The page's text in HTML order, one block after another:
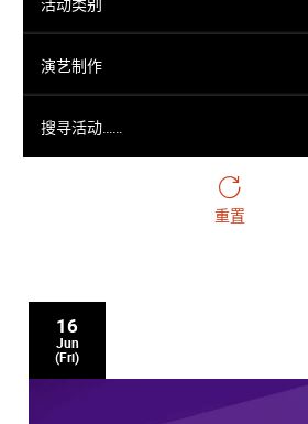
演艺制作
重置
16
Jun
(Fri)